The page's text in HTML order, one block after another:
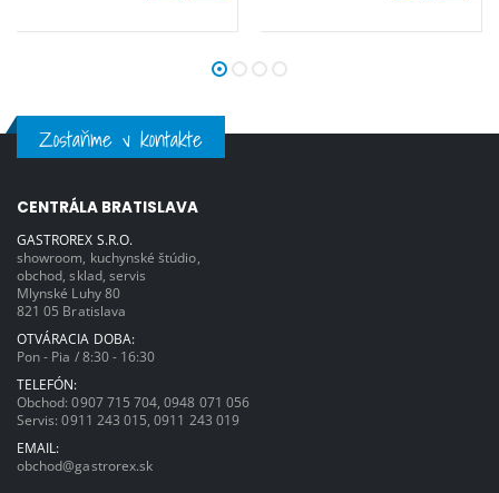
MATERIÁL lakovaný plech + ABS ZMENA
PRÍSLUŠENSTVO 3 rošty 505 x 415 mm
2210 (v) mm
MATERIÁL nehrdzavejúca oceľ AISI 430
VNÚTORNÉ OSVETLENIE nie DODANÉ
PRÍSLUŠENSTVO 3 rošty 505 x 415 mm
2210 (v) mm
Zostaňme v kontakte
CENTRÁLA BRATISLAVA
GASTROREX S.R.O.
showroom, kuchynské štúdio,
obchod, sklad, servis
Mlynské Luhy 80
821 05 Bratislava
OTVÁRACIA DOBA:
Pon - Pia / 8:30 - 16:30
TELEFÓN:
Obchod:0907 715 704 ,0948 071 056
Servis:0911 243 015 ,0911 243 019
EMAIL:
obchod@gastrorex.sk